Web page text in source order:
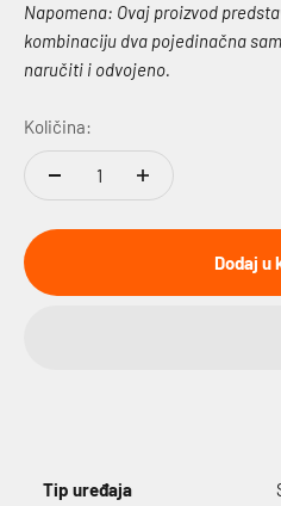
Napomena: Ovaj proizvod
kombinaciju dva pojedinačna
naručiti i odvojeno.
Količina:
Dodaj u
Tip uređaja